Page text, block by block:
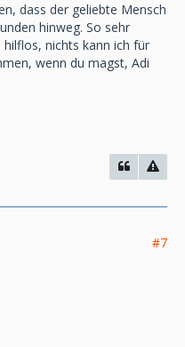
dass der geliebte Mensch
hinweg. So sehr
nichts kann ich für
wenn du magst, Adi
#7